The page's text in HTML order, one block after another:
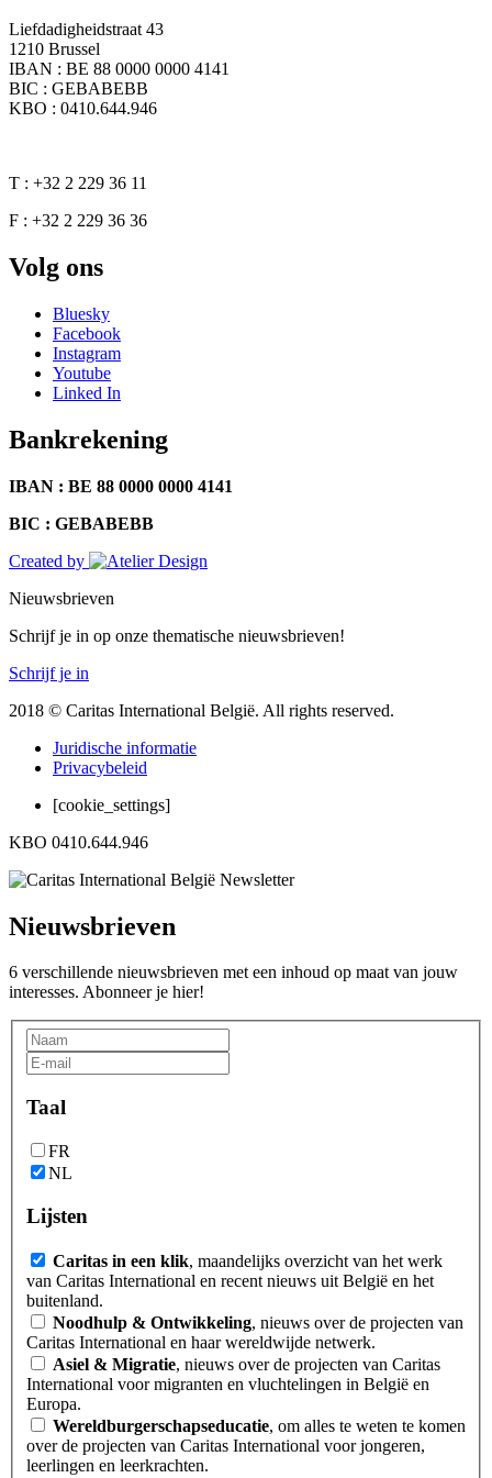
Liefdadigheidstraat 43
1210 Brussel
IBAN : BE 88 0000 0000 4141
BIC : GEBABEBB
KBO : 0410.644.946
T : +32 2 229 36 11
F : +32 2 229 36 36
Volg ons
Bluesky
Facebook
Instagram
Youtube
Linked In
Bankrekening
IBAN : BE 88 0000 0000 4141
BIC : GEBABEBB
Created by
Nieuwsbrieven
Schrijf je in op onze thematische nieuwsbrieven!
Schrijf je in
2018 © Caritas International België. All rights reserved.
Juridische informatie
Privacybeleid
[cookie_settings]
KBO 0410.644.946
Nieuwsbrieven
6 verschillende nieuwsbrieven met een inhoud op maat van jouw
interesses. Abonneer je hier!
Taal
FR
NL
Lijsten
Caritas in een klik, maandelijks overzicht van het werk
van Caritas International en recent nieuws uit België en het
buitenland.
Noodhulp & Ontwikkeling, nieuws over de projecten van
Caritas International en haar wereldwijde netwerk.
Asiel & Migratie, nieuws over de projecten van Caritas
International voor migranten en vluchtelingen in België en
Europa.
Wereldburgerschapseducatie, om alles te weten te komen
over de projecten van Caritas International voor jongeren,
leerlingen en leerkrachten.